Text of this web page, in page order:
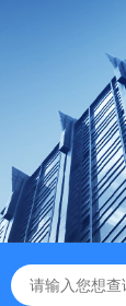
RVC 400美国